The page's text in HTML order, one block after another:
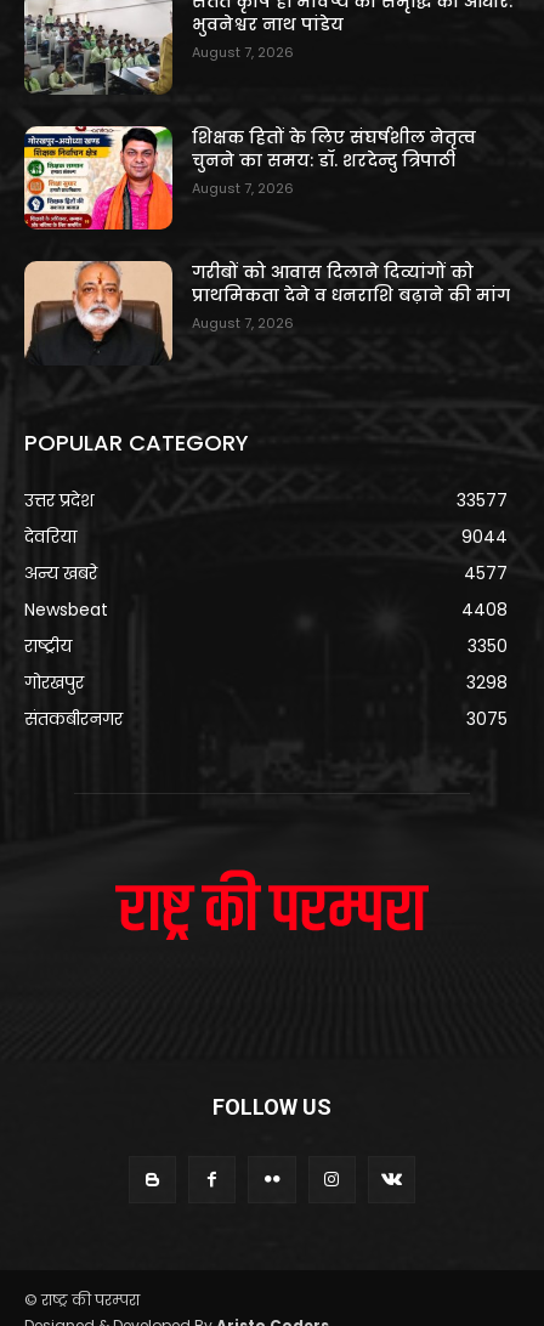
भुवनेश्वर नाथ पांडेय
August 7, 2026
शिक्षक हितों के लिए संघर्षशील नेतृत्व
चुनने का समय: डॉ. शरदेन्दु त्रिपाठी
August 7, 2026
गरीबों को आवास दिलाने दिव्यांगों को
प्राथमिकता देने व धनराशि बढ़ाने की मांग
August 7, 2026
POPULAR CATEGORY
उत्तर प्रदेश
33577
देवरिया
9044
अन्य खबरे
4577
Newsbeat
4408
राष्ट्रीय
3350
गोरखपुर
3298
संतकबीरनगर
3075
FOLLOW US
© राष्ट्र की परम्परा